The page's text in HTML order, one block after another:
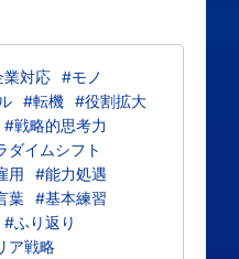
業対応 #モノ
#転機 #役割拡大
#戦略的思考力
ダイムシフト
用
#能力処遇
葉 #基本練習
#ふり返り
ア戦略